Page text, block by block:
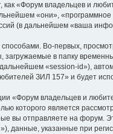
как «Форум владельцев и
«они»,
(в дальнейшем «ваша
Во-первых,
в папку
«session-id»),
ЗИЛ 157» и будет
«Форум владельцев и
которого является
вы отправляете на форум.
данные, указанные при